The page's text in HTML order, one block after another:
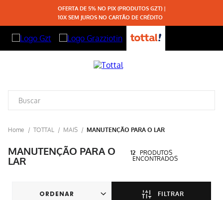
OFERTA DE 5% NO PIX (PRODUTOS GZT) |
10X SEM JUROS NO CARTÃO DE CRÉDITO
TOTTAL MAIS MANUTENÇÃO PARA O LAR
MANUTENÇÃO PARA O
LAR
12 PRODUTOS
FILTRAR